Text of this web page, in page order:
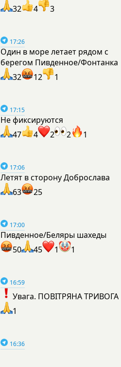
32
4 3
17:26
Один в море летает рядом с
берегом Пивденное/Фонтанка
32
12 1
17:15
Не фиксируются
47
4 2 2 1
17:06
Летят в сторону Доброслава
63
25
17:00
Пивденное/Беляры шахеды
50
45 1 1
16:59
Увага. ПОВІТРЯНА ТРИВОГА
1
16:36